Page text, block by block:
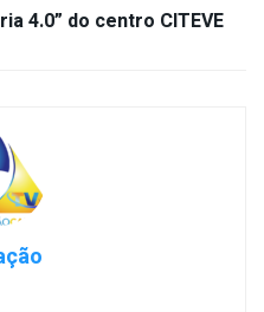
4.0” do centro CITEVE